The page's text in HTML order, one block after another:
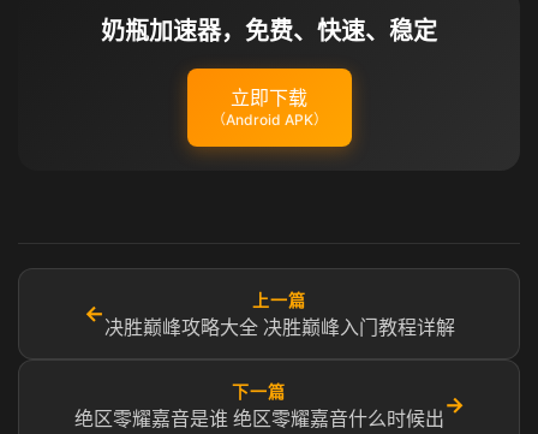
奶瓶加速器，免费、快速、稳定
立即下载
（Android APK）
←
上一篇
决胜巅峰攻略大全 决胜巅峰入门教程详解
下一篇
绝区零耀嘉音是谁​ 绝区零耀嘉音什么时候出​
→